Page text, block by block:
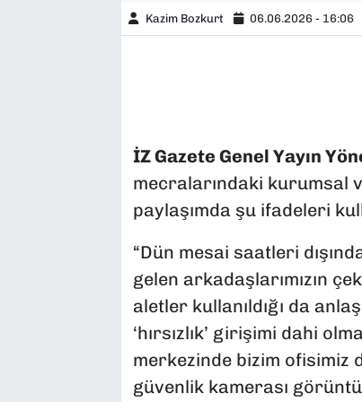
Kazim Bozkurt 06.06.2026 - 16:06
İZ Gazete Genel Yayın
mecralarındaki kurumsal
paylaşımda şu ifadeleri
“Dün mesai saatleri
gelen arkadaşlarımızın
aletler kullanıldığı da
‘hırsızlık’ girişimi dahi
merkezinde bizim ofisimiz
güvenlik kamerası